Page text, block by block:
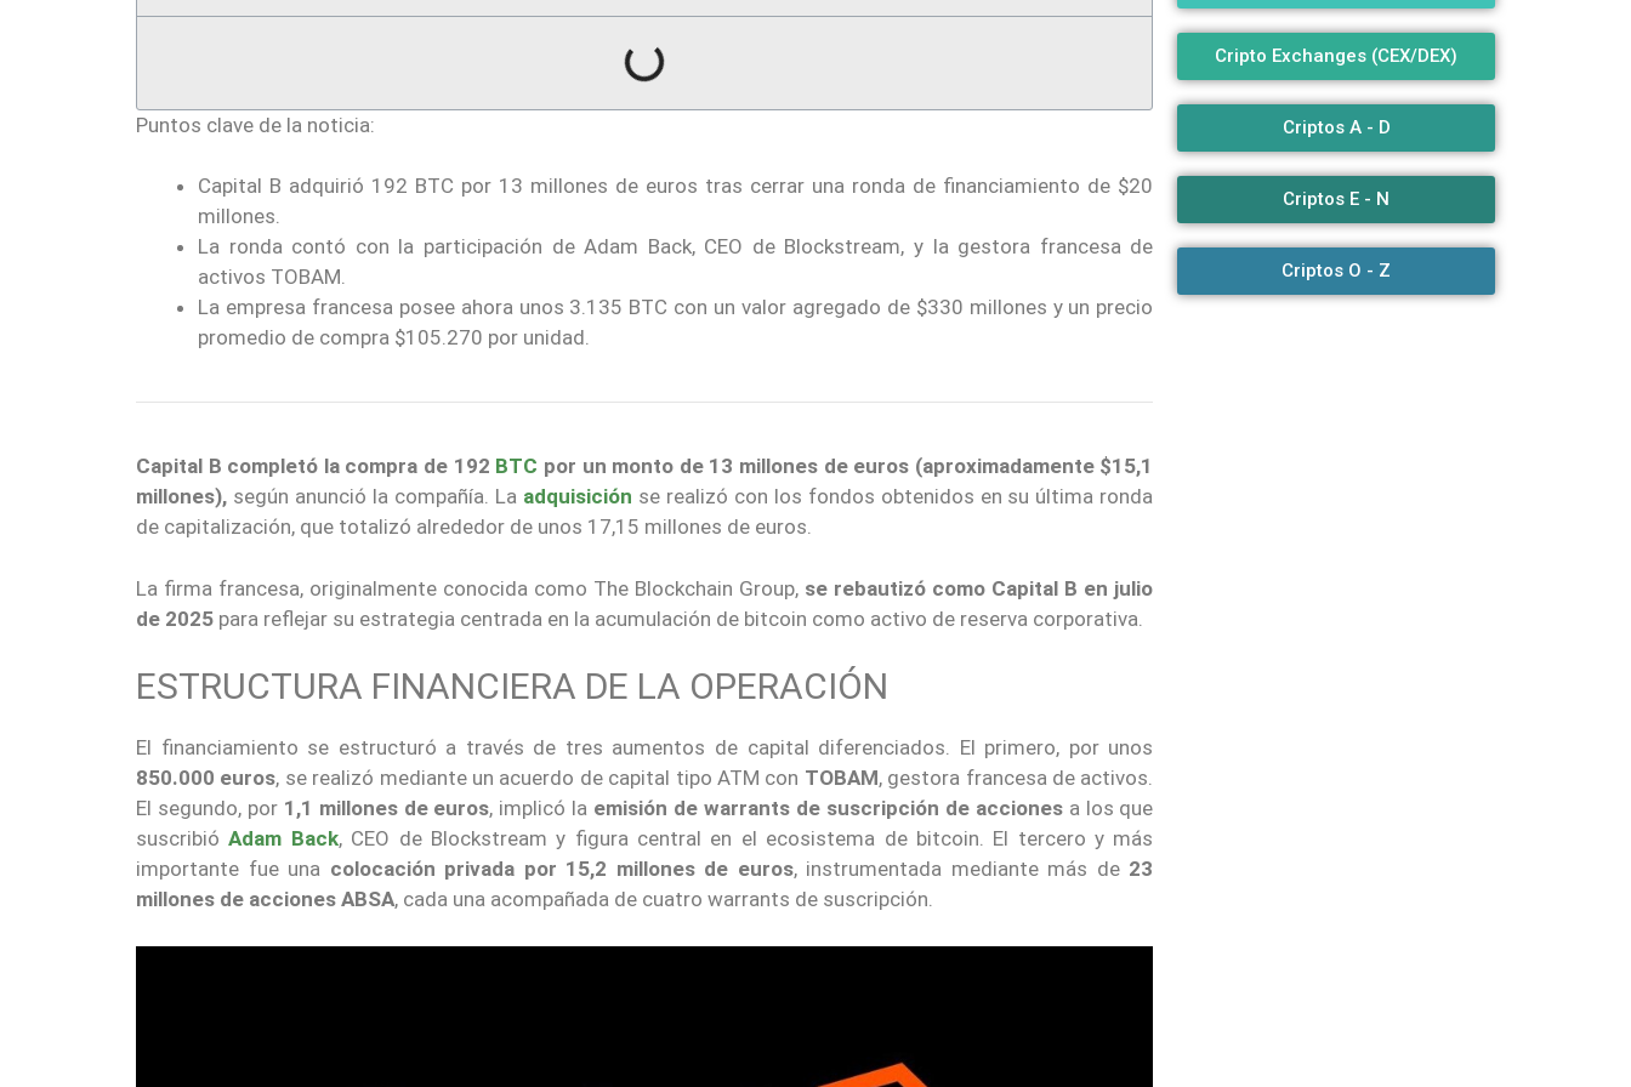
Puntos clave de la noticia:
Capital B adquirió 192 BTC por 13 millones de euros tras cerrar una ronda de financiamiento de $20
millones.
La ronda contó con la participación de Adam Back, CEO de Blockstream, y la gestora francesa de
activos TOBAM.
La empresa francesa posee ahora unos 3.135 BTC con un valor agregado de $330 millones y un precio
promedio de compra $105.270 por unidad.
Capital B completó la compra de 192 BTC por un monto de 13 millones de euros (aproximadamente $15,1
millones), según anunció la compañía. La adquisición se realizó con los fondos obtenidos en su última ronda
de capitalización, que totalizó alrededor de unos 17,15 millones de euros.
La firma francesa, originalmente conocida como The Blockchain Group, se rebautizó como Capital B en julio
de 2025 para reflejar su estrategia centrada en la acumulación de bitcoin como activo de reserva corporativa.
ESTRUCTURA FINANCIERA DE LA OPERACIÓN
El financiamiento se estructuró a través de tres aumentos de capital diferenciados. El primero, por unos
850.000 euros, se realizó mediante un acuerdo de capital tipo ATM con TOBAM, gestora francesa de activos.
El segundo, por1,1 millones de euros, implicó la emisión de warrants de suscripción de accionesa los que
suscribióAdam Back, CEO de Blockstream y figura central en el ecosistema de bitcoin. El tercero y más
importante fue una colocación privada por 15,2 millones de euros, instrumentada mediante más de 23
millones de acciones ABSA, cada una acompañada de cuatro warrants de suscripción.
Cripto Exchanges (CEX/DEX)
Criptos A - D
Criptos E - N
Criptos O - Z